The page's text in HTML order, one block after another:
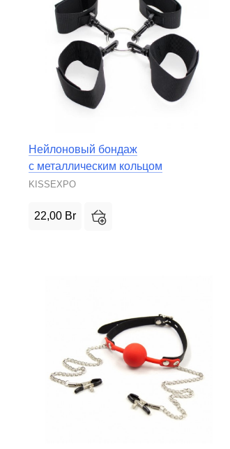
Нейлоновый бондаж
с металлическим кольцом
KISSEXPO
22,00 Br